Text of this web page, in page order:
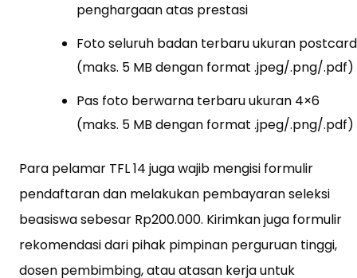
penghargaan atas prestasi
Foto seluruh badan terbaru ukuran postcard
(maks. 5 MB dengan format .jpeg/.png/.pdf)
Pas foto berwarna terbaru ukuran 4×6
(maks. 5 MB dengan format .jpeg/.png/.pdf)
Para pelamar TFL 14 juga wajib mengisi formulir
pendaftaran dan melakukan pembayaran seleksi
beasiswa sebesar Rp200.000. Kirimkan juga formulir
rekomendasi dari pihak pimpinan perguruan tinggi,
dosen pembimbing, atau atasan kerja untuk